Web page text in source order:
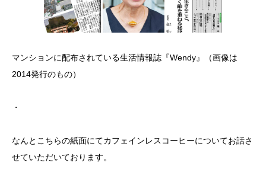
マンションに配布されている生活情報誌『Wendy』（画像は
2014発行のもの）
・
なんとこちらの紙面にてカフェインレスコーヒーについてお話さ
せていただいております。